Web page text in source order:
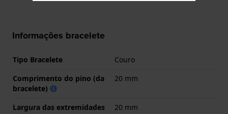
Informações bracelete
Tipo Bracelete
Couro
Comprimento do pino (da
bracelete)
20 mm
Largura das extremidades 20 mm